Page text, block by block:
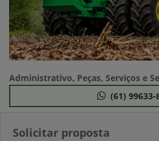
Solicitar proposta
Administrativo, Peças, Serviços e
(61) 99633-